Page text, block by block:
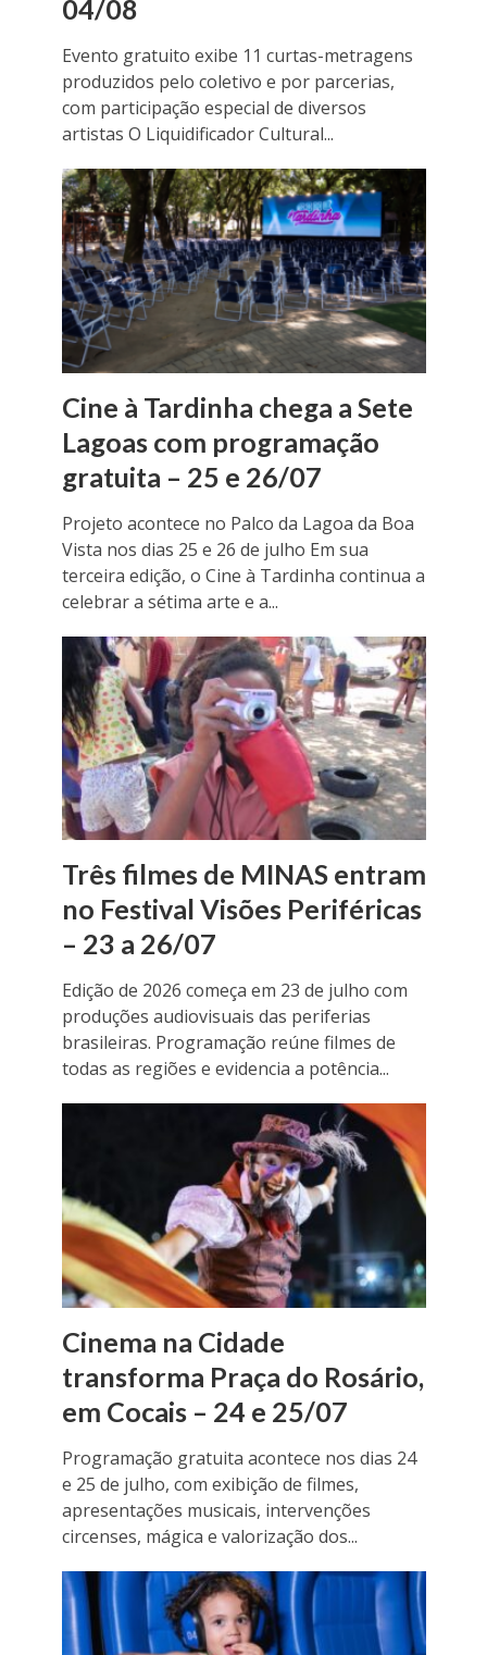
04/08
Evento gratuito exibe 11 curtas-metragens
produzidos pelo coletivo e por parcerias,
com participação especial de diversos
artistas O Liquidificador Cultural...
Cine à Tardinha chega a Sete
Lagoas com programação
gratuita – 25 e 26/07
Projeto acontece no Palco da Lagoa da Boa
Vista nos dias 25 e 26 de julho Em sua
terceira edição, o Cine à Tardinha continua a
celebrar a sétima arte e a...
Três filmes de MINAS entram
no Festival Visões Periféricas
– 23 a 26/07
Edição de 2026 começa em 23 de julho com
produções audiovisuais das periferias
brasileiras. Programação reúne filmes de
todas as regiões e evidencia a potência...
Cinema na Cidade
transforma Praça do Rosário,
em Cocais – 24 e 25/07
Programação gratuita acontece nos dias 24
e 25 de julho, com exibição de filmes,
apresentações musicais, intervenções
circenses, mágica e valorização dos...